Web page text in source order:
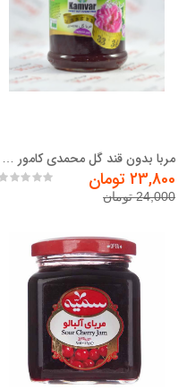
23,800 تومان
24,000 تومان